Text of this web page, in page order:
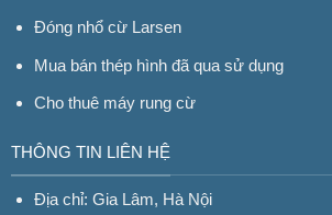
Đóng nhổ cừ Larsen
Mua bán thép hình đã qua sử dụng
Cho thuê máy rung cừ
THÔNG TIN LIÊN HỆ
Địa chỉ: Gia Lâm, Hà Nội